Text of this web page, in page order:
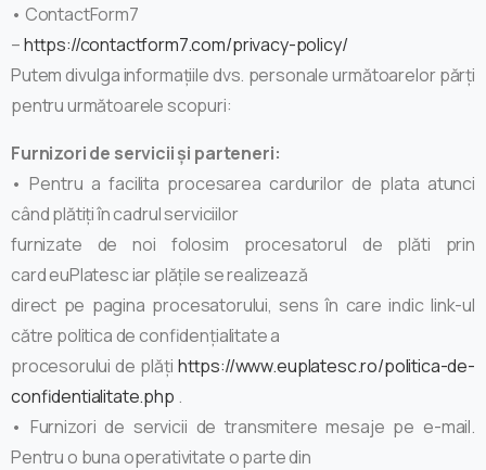
• ContactForm7
–https://contactform7.com/privacy-policy/
Putem divulga informațiile dvs. personale următoarelor părți
pentru următoarele scopuri:
Furnizori de servicii și parteneri:
• Pentru a facilita procesarea cardurilor de plata atunci
când plătiți în cadrul serviciilor
furnizate de noi folosim procesatorul de plăti prin
card euPlatesc iar plățile se realizează
direct pe pagina procesatorului, sens în care indic link-ul
către politica de confidențialitate a
procesorului de plăți https://www.euplatesc.ro/politica-de-
confidentialitate.php .
• Furnizori de servicii de transmitere mesaje pe e-mail.
Pentru o buna operativitate o parte din